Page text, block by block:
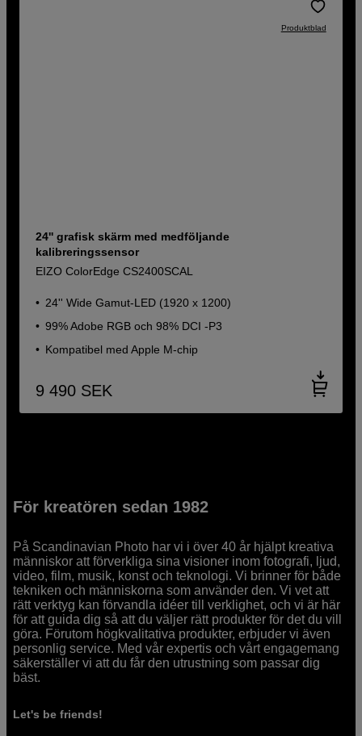
Produktblad
24'' grafisk skärm med medföljande
kalibreringssensor
EIZO ColorEdge CS2400SCAL
24'' Wide Gamut-LED (1920 x 1200)
99% Adobe RGB och 98% DCI -P3
Kompatibel med Apple M-chip
9 490 SEK
För kreatören sedan 1982
På Scandinavian Photo har vi i över 40 år hjälpt kreativa
människor att förverkliga sina visioner inom fotografi, ljud,
video, film, musik, konst och teknologi. Vi brinner för både
tekniken och människorna som använder den. Vi vet att
rätt verktyg kan förvandla idéer till verklighet, och vi är här
för att guida dig så att du väljer rätt produkter för det du vill
göra. Förutom högkvalitativa produkter, erbjuder vi även
personlig service. Med vår expertis och vårt engagemang
säkerställer vi att du får den utrustning som passar dig
bäst.
Let's be friends!